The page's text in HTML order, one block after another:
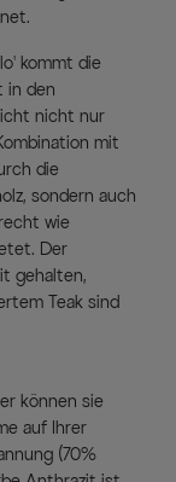
kommt die
in den
nicht nur
mit
die
sondern auch
wie
Der
gehalten,
Teak sind
können sie
auf Ihrer
(70%